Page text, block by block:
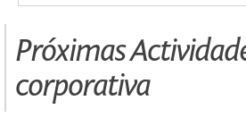
Próximas
corporativa